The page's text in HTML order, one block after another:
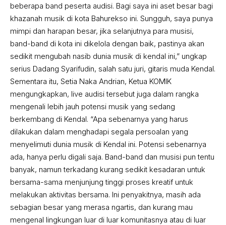
beberapa band peserta audisi. Bagi saya ini aset besar bagi
khazanah musik di kota Bahurekso ini. Sungguh, saya punya
mimpi dan harapan besar, jika selanjutnya para musisi,
band-band di kota ini dikelola dengan baik, pastinya akan
sedikit mengubah nasib dunia musik di kendal ini,” ungkap
serius Dadang Syarifudin, salah satu juri, gitaris muda Kendal.
Sementara itu, Setia Naka Andrian, Ketua KOMIK
mengungkapkan, live audisi tersebut juga dalam rangka
mengenali lebih jauh potensi musik yang sedang
berkembang di Kendal. “Apa sebenarnya yang harus
dilakukan dalam menghadapi segala persoalan yang
menyelimuti dunia musik di Kendal ini. Potensi sebenarnya
ada, hanya perlu digali saja. Band-band dan musisi pun tentu
banyak, namun terkadang kurang sedikit kesadaran untuk
bersama-sama menjunjung tinggi proses kreatif untuk
melakukan aktivitas bersama. Ini penyakitnya, masih ada
sebagian besar yang merasa ngartis, dan kurang mau
mengenal lingkungan luar di luar komunitasnya atau di luar